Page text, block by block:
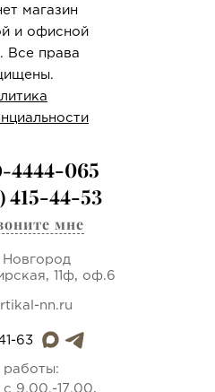
магазин
и офисной
Все права
4444-065
415-44-53
мне
11ф, оф.6
nn.ru
63
работы:
с 9.00.-17.00,